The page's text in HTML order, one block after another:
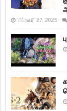
பிப்ரவரி 27, 2025